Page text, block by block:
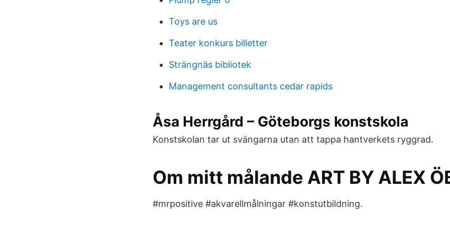
Toys are us
Teater konkurs billetter
Strängnäs bibliotek
Management consultants cedar rapids
Åsa Herrgård – Göteborgs konstskola
Konstskolan tar ut svängarna utan att tappa hantverkets ryggrad.
Om mitt målande ART BY ALEX
#mrpositive #akvarellmålningar #konstutbildning.